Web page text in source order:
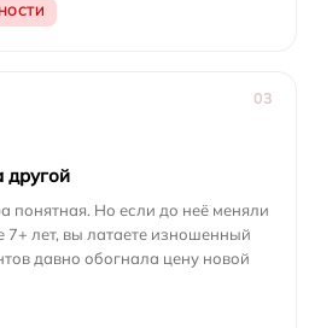
03
другой
понятная. Но если до неё меняли
7+ лет, вы латаете изношенный
давно обогнала цену новой